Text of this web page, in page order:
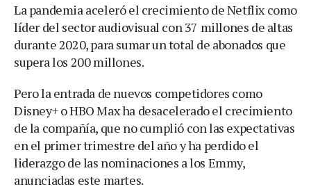
La pandemia aceleró el crecimiento de Netflix como
líder del sector audiovisual con 37 millones de altas
durante 2020, para sumar un total de abonados que
supera los 200 millones.
Pero la entrada de nuevos competidores como
Disney+ o HBO Max ha desacelerado el crecimiento
de la compañía, que no cumplió con las expectativas
en el primer trimestre del año y ha perdido el
liderazgo de las nominaciones a los Emmy,
anunciadas este martes.